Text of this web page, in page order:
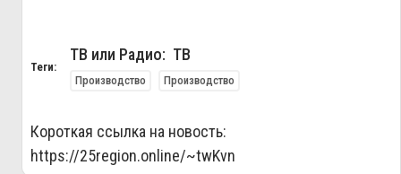
Теги:
ТВ или Радио: ТВ
Производство Производство
Короткая ссылка на новость:
https://25region.online/~twKvn